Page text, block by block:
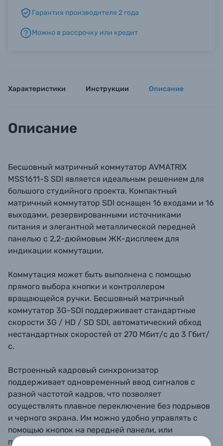
Б/У фототехника (Комиссионные товары)
Гарантия производителя 2 года
Можно в рассрочку или кредит
Характеристики Инструкции Описание
Описание
Бесшовный матричный коммутатор AVMATRIX
MSS1611-S SDI является идеальным решением для
большого студийного проекта. Компактный
матричный коммутатор SDI оснащен 16 входами и 16
выходами, резервированными источниками
питания и элегантной металлической передней
панелью с 2,2-дюймовым ЖК-дисплеем для
индикации коммутации.
Коммутация может быть выполнена с помощью
прямого выбора кнопки и контроллером
вращающейся ручки. Бесшовный матричный
коммутатор 3G-SDI поддерживает стандартные
скорости 3G / HD / SD SDI, автоматический обход
нестандартных скоростей от 270 Мбит/с до 3 Гбит/
с.
Встроенный кадровый синхронизатор
поддерживает одновременный ввод сигналов с
разной частотой кадров, что позволяет
осуществлять плавное переключение без подрывов
и черного экрана. Им можно удобно управлять с
помощью кнопок на передней панели, или
программного обеспечения ПК через LAN / RS-422.